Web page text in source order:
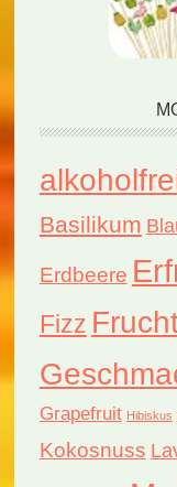
Basilikum
Erdbeere
Fizz
Grapefruit Hibiskus
Kokosnuss